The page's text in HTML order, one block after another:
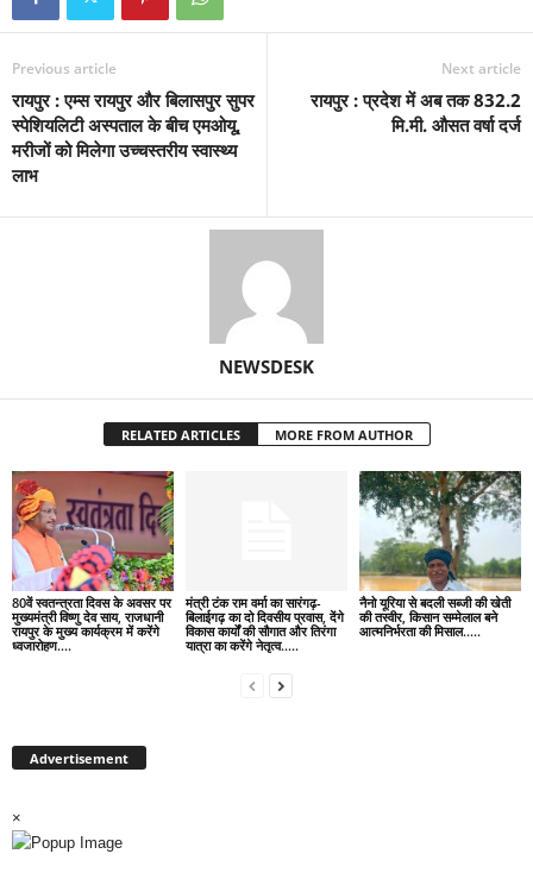
Previous article
रायपुर : एम्स रायपुर और बिलासपुर सुपर
स्पेशियलिटी अस्पताल के बीच एमओयू,
मरीजों को मिलेगा उच्चस्तरीय स्वास्थ्य
लाभ
Next article
रायपुर : प्रदेश में अब तक 832.2
मि.मी. औसत वर्षा दर्ज
NEWSDESK
RELATED ARTICLES MORE FROM AUTHOR
80वें स्वतन्त्रता दिवस के अवसर पर
मुख्यमंत्री विष्णु देव साय, राजधानी
रायपुर के मुख्य कार्यक्रम में करेंगे
ध्वजारोहण….
मंत्री टंक राम वर्मा का सारंगढ़-
बिलाईगढ़ का दो दिवसीय प्रवास, देंगे
विकास कार्यों की सौगात और तिरंगा
यात्रा का करेंगे नेतृत्व…..
नैनो यूरिया से बदली सब्जी की खेती
की तस्वीर, किसान सम्मेलाल बने
आत्मनिर्भरता की मिसाल…..
Advertisement
×